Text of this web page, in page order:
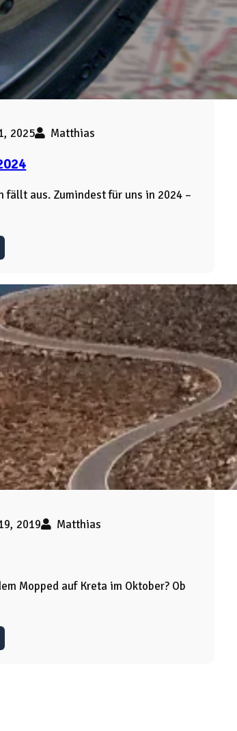
2025 Matthias
fällt aus. Zumindest für uns in 2024 –
2019 Matthias
Mopped auf Kreta im Oktober? Ob